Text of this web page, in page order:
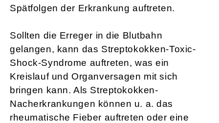
Spätfolgen der Erkrankung auftreten.
Sollten die Erreger in die Blutbahn
gelangen, kann das Streptokokken-Toxic-
Shock-Syndrome auftreten, was ein
Kreislauf und Organversagen mit sich
bringen kann. Als Streptokokken-
Nacherkrankungen können u. a. das
rheumatische Fieber auftreten oder eine